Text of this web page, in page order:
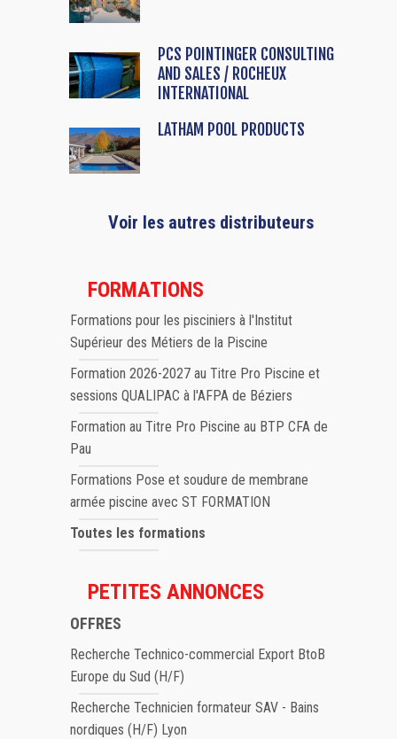
PCS POINTINGER CONSULTING
AND SALES / ROCHEUX
INTERNATIONAL
LATHAM POOL PRODUCTS
Voir les autres distributeurs
FORMATIONS
Formations pour les pisciniers à l'Institut
Supérieur des Métiers de la Piscine
Formation 2026-2027 au Titre Pro Piscine et
sessions QUALIPAC à l'AFPA de Béziers
Formation au Titre Pro Piscine au BTP CFA de
Pau
Formations Pose et soudure de membrane
armée piscine avec ST FORMATION
Toutes les formations
PETITES ANNONCES
OFFRES
Recherche Technico-commercial Export BtoB
Europe du Sud (H/F)
Recherche Technicien formateur SAV - Bains
nordiques (H/F) Lyon